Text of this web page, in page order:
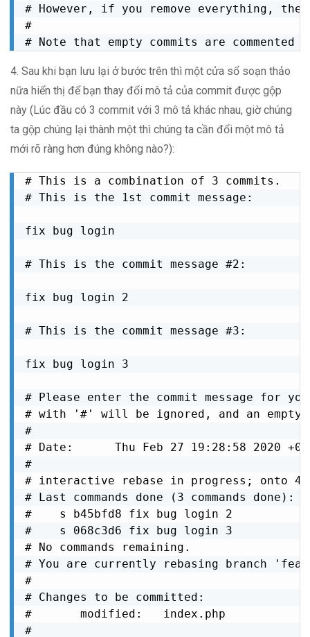
# However, if you remove everything,
#
# Note that empty commits are commented
4. Sau khi bạn lưu lại ở bước trên thì một cửa sổ soạn thảo
nữa hiển thị để bạn thay đổi mô tả của commit được gộp
này (Lúc đầu có 3 commit với 3 mô tả khác nhau, giờ chúng
ta gộp chúng lại thành một thì chúng ta cần đổi một mô tả
mới rõ ràng hơn đúng không nào?):
# This is a combination of 3 commits.
# This is the 1st commit message:
fix bug login
# This is the commit message #2:
fix bug login 2
# This is the commit message #3:
fix bug login 3
# Please enter the commit message for
# with '#' will be ignored, and an empty
#
# Date:      Thu Feb 27 19:28:58 2020
#
# interactive rebase in progress; onto
# Last commands done (3 commands done):
#    s b45bfd8 fix bug login 2
#    s 068c3d6 fix bug login 3
# No commands remaining.
# You are currently rebasing branch
#
# Changes to be committed:
#       modified:   index.php
#